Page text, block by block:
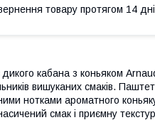
товару протягом 14
кабана з коньяком
вишуканих смаків.
нотками ароматного
смак і приємну